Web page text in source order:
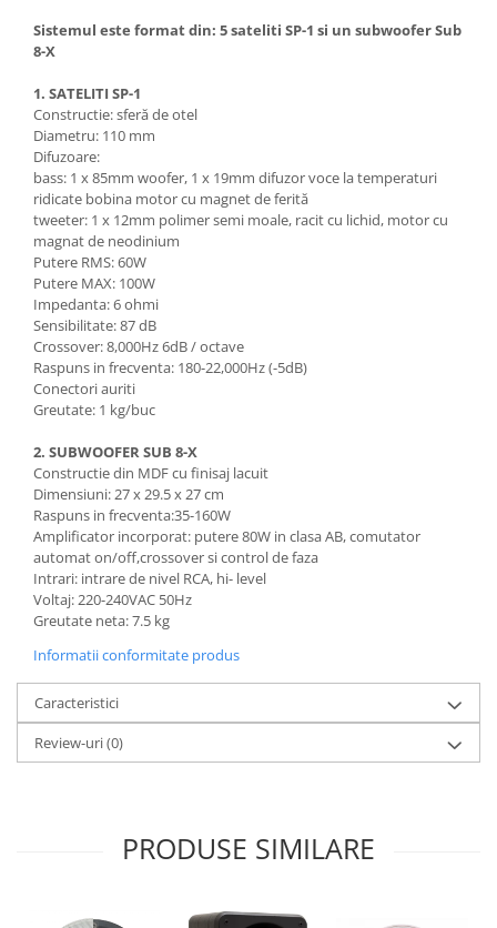
Sistemul este format din: 5 sateliti SP-1 si un subwoofer Sub
8-X
1. SATELITI SP-1
Constructie: sferă de otel
Diametru: 110 mm
Difuzoare:
bass: 1 x 85mm woofer, 1 x 19mm difuzor voce la temperaturi
ridicate bobina motor cu magnet de ferită
tweeter: 1 x 12mm polimer semi moale, racit cu lichid, motor cu
magnat de neodinium
Putere RMS: 60W
Putere MAX: 100W
Impedanta: 6 ohmi
Sensibilitate: 87 dB
Crossover: 8,000Hz 6dB / octave
Raspuns in frecventa: 180-22,000Hz (-5dB)
Conectori auriti
Greutate: 1 kg/buc
2. SUBWOOFER SUB 8-X
Constructie din MDF cu finisaj lacuit
Dimensiuni: 27 x 29.5 x 27 cm
Raspuns in frecventa:35-160W
Amplificator incorporat: putere 80W in clasa AB, comutator
automat on/off,crossover si control de faza
Intrari: intrare de nivel RCA, hi- level
Voltaj: 220-240VAC 50Hz
Greutate neta: 7.5 kg
Informatii conformitate produs
Caracteristici
Review-uri(0)
PRODUSE SIMILARE